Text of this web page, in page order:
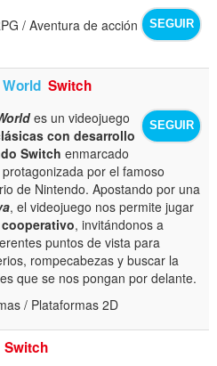
SEGUIR
/ Aventura de acción
Switch
SEGUIR
es un videojuego
con desarrollo
Switch enmarcado
por el famoso
de Nintendo. Apostando por una
, el videojuego nos permite jugar
, invitándonos a
puntos de vista para
rompecabezas y buscar la
que se nos pongan por delante.
/ Plataformas 2D
Switch